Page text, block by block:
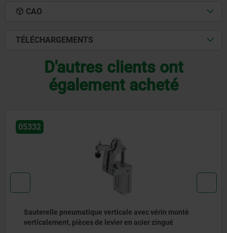
CAO
TÉLÉCHARGEMENTS
D'autres clients ont
également acheté
verticale avec vérin monté
de levier en acier zingué
Sauterelle